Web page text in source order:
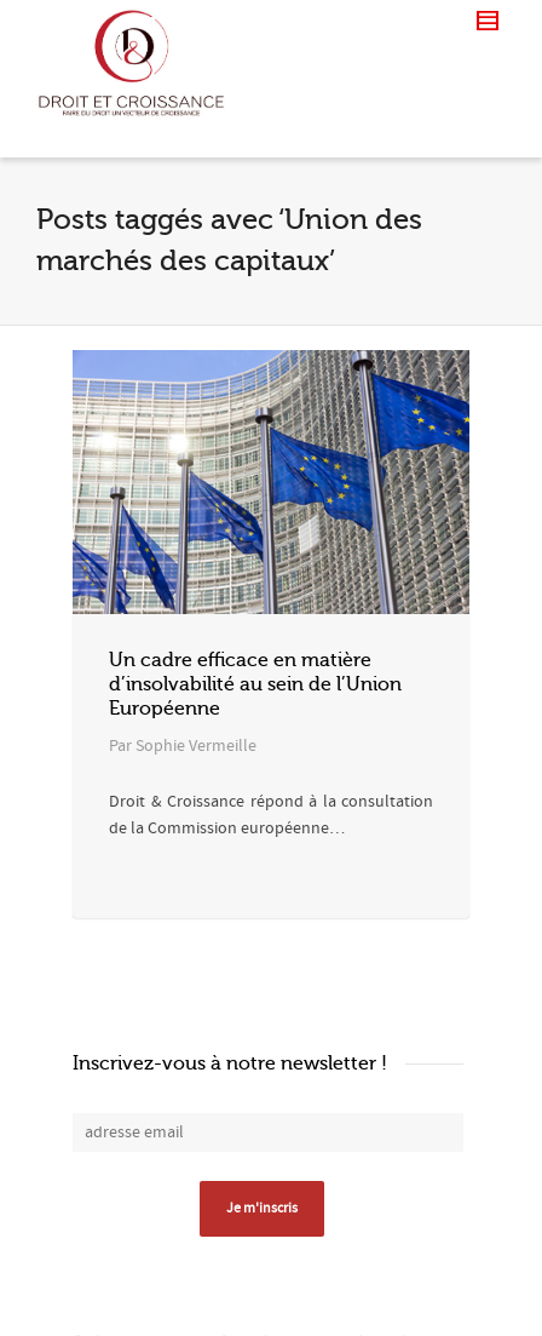
Posts taggés avec ‘Union des
marchés des capitaux’
Un cadre efficace en matière
d’insolvabilité au sein de l’Union
Européenne
Par Sophie Vermeille
Droit & Croissance répond à la consultation
de la Commission européenne…
Inscrivez-vous à notre newsletter !